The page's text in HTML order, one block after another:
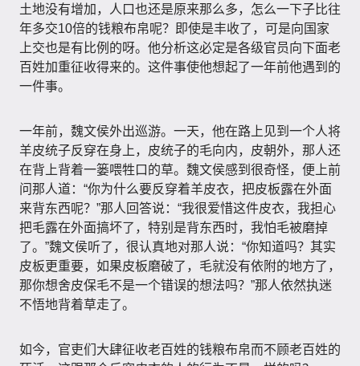
土地没有增加，人口也还是原来那么多，怎么一下子比往
年多交10倍的钱粮布帛呢？即使是丰收了，可是向国家
上交也是有比例的呀。他分析这必定是各级官员向下面老
百姓加重征收得来的。这件事使他想起了一年前他遇到的
一件事。
一年前，魏文侯外出巡游。一天，他在路上见到一个人将
羊皮统子反穿在身上，皮统子的毛向内，皮朝外，那人还
在背上背着一篓喂牲口的草。魏文侯感到很奇怪，便上前
问那人道：“你为什么要反穿着羊皮衣，把皮板露在外面
来背东西呢？”那人回答说：“我很爱惜这件皮衣，我担心
把毛露在外面搞坏了，特别是背东西时，我怕毛被磨掉
了。”魏文侯听了，很认真地对那人说：“你知道吗？其实
皮板更重要，如果皮板磨破了，毛就没有依附的地方了，
那你想舍皮保毛不是一个错误的想法吗？”那人依然执迷
不悟地背着草走了。
如今，官吏们大肆征收老百姓的钱粮布帛而不顾老百姓的